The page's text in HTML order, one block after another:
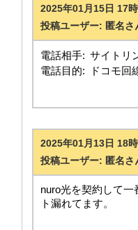
2025年01月15日 17
投稿ユーザー: 匿名さ
電話相手: サイトリ
電話目的:
ドコモ回
2025年01月13日 18
投稿ユーザー: 匿名さ
nuro光を契約して
ト漏れてます。